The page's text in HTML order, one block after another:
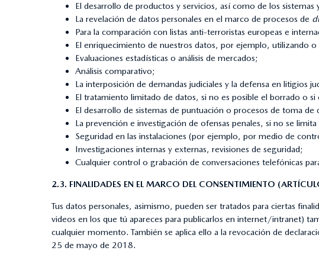
El desarrollo de productos y servicios, así como de los sistemas
La revelación de datos personales en el marco de procesos de
Para la comparación con listas anti-terroristas europeas e
El enriquecimiento de nuestros datos, por ejemplo, utilizando o
Evaluaciones estadísticas o análisis de mercados;
Análisis comparativo;
La interposición de demandas judiciales y la defensa en litigios
El tratamiento limitado de datos, si no es posible el borrado o
El desarrollo de sistemas de puntuación o procesos de toma de
La prevención e investigación de ofensas penales, si no se
Seguridad en las instalaciones (por ejemplo, por medio de
Investigaciones internas y externas, revisiones de seguridad;
Cualquier control o grabación de conversaciones telefónicas
2.3. FINALIDADES EN EL MARCO DEL CONSENTIMIENTO
Tus datos personales, asimismo, pueden ser tratados para ciertas
videos en los que tú apareces para publicarlos en internet/intranet)
cualquier momento. También se aplica ello a la revocación de
25 de mayo de 2018.